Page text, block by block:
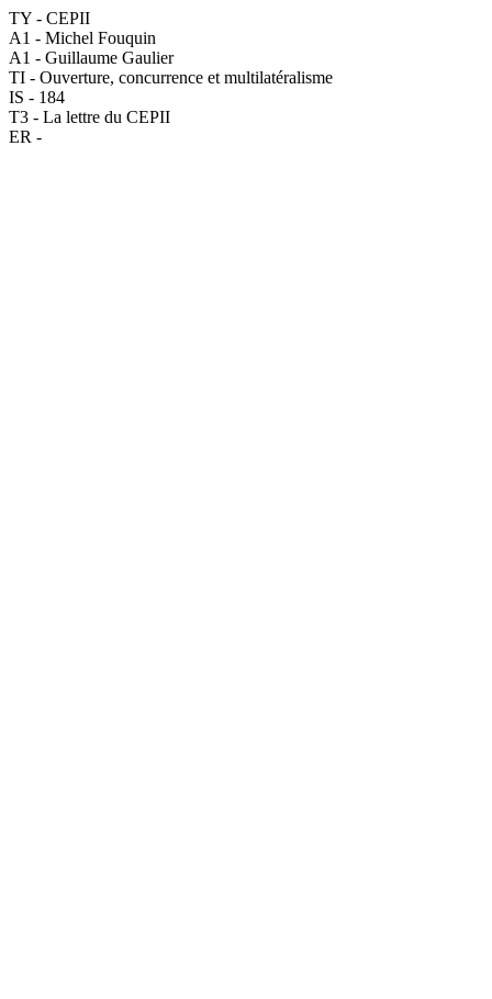
TY - CEPII
A1 - Michel Fouquin
A1 - Guillaume Gaulier
TI - Ouverture, concurrence et multilatéralisme
IS - 184
T3 - La lettre du CEPII
ER -